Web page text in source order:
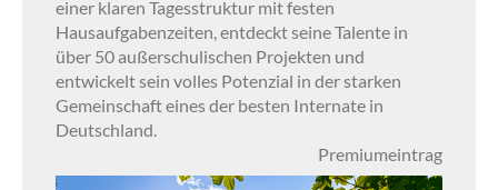
einer klaren Tagesstruktur mit festen
Hausaufgabenzeiten, entdeckt seine Talente in
über 50 außerschulischen Projekten und
entwickelt sein volles Potenzial in der starken
Gemeinschaft eines der besten Internate in
Deutschland.
Premiumeintrag